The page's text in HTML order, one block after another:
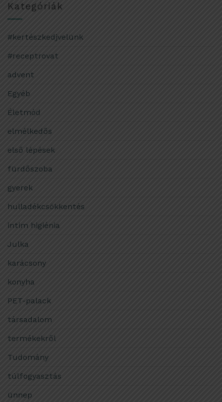
Kategóriák
#kertészkedjvelünk
#receptrovat
advent
Egyéb
Életmód
elmélkedős
első lépések
fürdőszoba
gyerek
hulladékcsökkentés
intim higiénia
Julka
karácsony
konyha
PET-palack
társadalom
termékekről
Tudomány
túlfogyasztás
ünnep